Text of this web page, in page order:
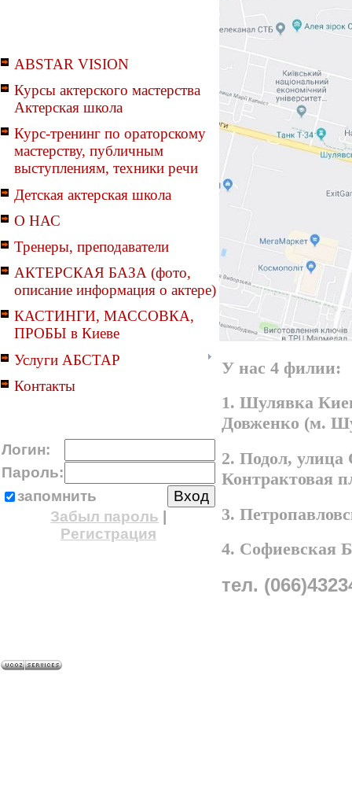
ABSTAR VISION
Курсы актерского мастерства
Актерская школа
Курс-тренинг по ораторскому
мастерству, публичным
выступлениям, техники речи
Детская актерская школа
О НАС
Тренеры, преподаватели
АКТЕРСКАЯ БАЗА (фото,
описание информация о актере)
КАСТИНГИ, МАССОВКА,
ПРОБЫ в Киеве
Услуги АБСТАР
Контакты
Логин:
Пароль:
запомнить
Забыл пароль
Регистрация
У нас 4 филии:
1. Шулявка
Довженко (м.
2. Подол,
Контрактовая
3.
4. Софиевская
тел.